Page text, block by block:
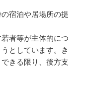
宿泊や居場所の提
者等が主体的につ
としています。き
きる限り、後方支